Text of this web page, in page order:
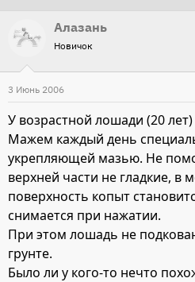
о
т
е
а
а
Алазань
Новичок
3 Июнь 2006
У возрастной лошади (20
Мажем каждый день
укрепляющей мазью. Не
верхней части не гладкие, в
поверхность копыт
снимается при нажатии.
При этом лошадь не
грунте.
Было ли у кого-то нечто